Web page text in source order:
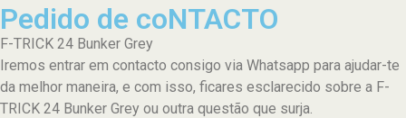
Pedido de coNTACTO
F-TRICK 24 Bunker Grey
Iremos entrar em contacto consigo via Whatsapp para ajudar-te
da melhor maneira, e com isso, ficares esclarecido sobre a F-
TRICK 24 Bunker Grey ou outra questão que surja.